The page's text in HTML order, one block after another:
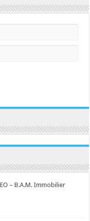
– B.A.M. Immobilier